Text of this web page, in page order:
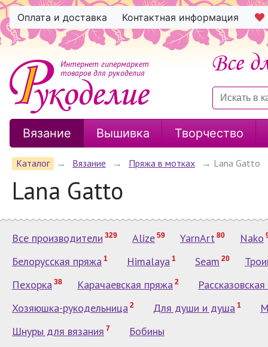
Оплата и доставка Контактная информация
Интернет гипермаркет
товаров для рукоделия
Вязание Вышивка Творчество
Каталог → Вязание → Пряжа в мотках → Lana Gatto
Lana Gatto
Все производители 329 Alize 59 YarnArt 80 Nako
Белорусская пряжа 1 Himalaya 1 Seam 20
Пехорка 38 Карачаевская пряжа 2
Хозяюшка-рукодельница 2 Для души и душа 1
Шнуры для вязания 7 Бобины